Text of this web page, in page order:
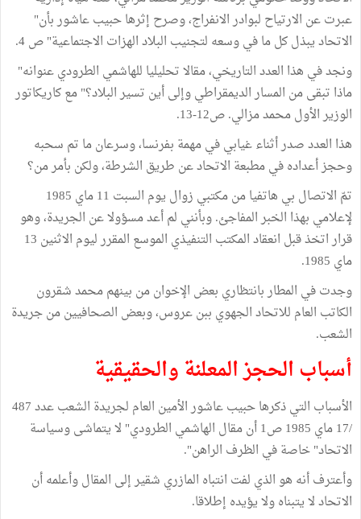
عبرت عن الارتياح لبوادر الانفراج، وصرح إثرها حبيب عاشور بأن"
الاتحاد يبذل كل ما في وسعه لتجنيب البلاد الهزات الاجتماعية" ص 4.
ونجد في هذا العدد التاريخي، مقالا تحليليا للهاشمي الطرودي عنوانه"
ماذا تبقى من المسار الديمقراطي وإلى أين تسير البلاد؟" مع كاريكاتور
الوزير الأول محمد مزالي. ص12-13.
هذا العدد صدر أثناء غيابي في مهمة بفرنسا، وسرعان ما تم سحبه
وحجز أعداده في مطبعة الاتحاد عن طريق الشرطة، ولكن بأمر من؟
تمّ الاتصال بي هاتفيا من مكتبي زوال يوم السبت 11 ماي 1985
لإعلامي بهذا الخبر المفاجئ. وبأنني لم أعد مسؤولا عن الجريدة، وهو
قرار اتخذ قبل انعقاد المكتب التنفيذي الموسع المقرر ليوم الاثنين 13
ماي 1985.
وجدت في المطار بانتظاري بعض الإخوان من بينهم محمد شقرون
الكاتب العام للاتحاد الجهوي ببن عروس، وبعض الصحافيين من جريدة
الشعب.
أسباب الحجز المعلنة والحقيقية
الأسباب التي ذكرها حبيب عاشور الأمين العام لجريدة الشعب عدد 487
/17 ماي 1985 ص1 أن مقال الهاشمي الطرودي" لا يتماشى وسياسة
الاتحاد" خاصة في الظرف الراهن".
وأعترف أنه هو الذي لفت انتباه المازري شقير إلى المقال وأعلمه أن
الاتحاد لا يتبناه ولا يؤيده إطلاقا.